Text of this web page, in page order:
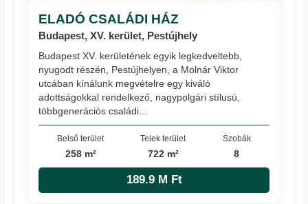
ELADÓ CSALÁDI HÁZ
Budapest, XV. kerület, Pestújhely
Budapest XV. kerületének egyik legkedveltebb,
nyugodt részén, Pestújhelyen, a Molnár Viktor
utcában kínálunk megvételre egy kiváló
adottságokkal rendelkező, nagypolgári stílusú,
többgenerációs családi...
Belső terület
258 m²
Telek terület
722 m²
Szobák
8
189.9 M Ft